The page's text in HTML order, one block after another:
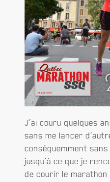
J’ai couru quelques
sans me lancer
conséquemment
jusqu’à ce que je
de courir le marathon